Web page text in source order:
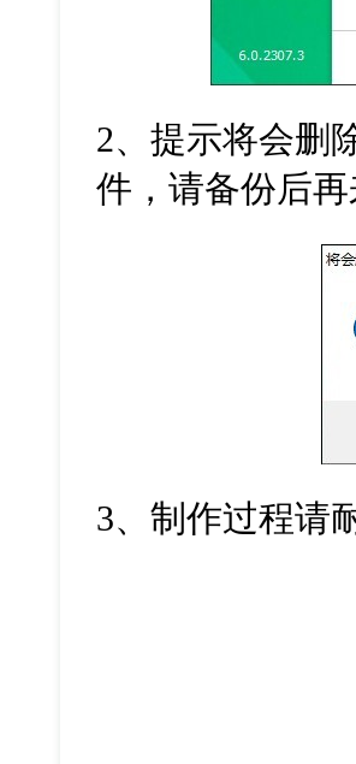
2、提示将会删
件，请备份后再
3、制作过程请